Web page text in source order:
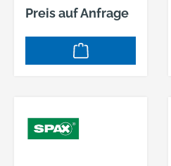
GEHÄRTET,
GLEITBESCHICHT
ET
Preis auf Anfrage